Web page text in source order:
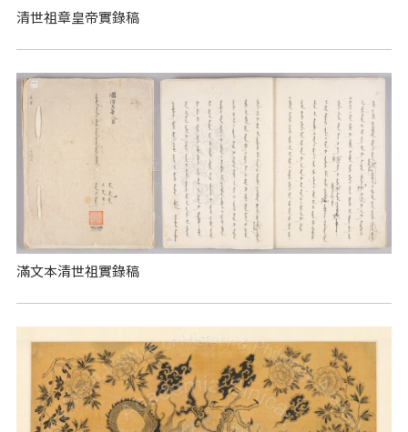
清世祖章皇帝實錄稿
滿文本清世祖實錄稿